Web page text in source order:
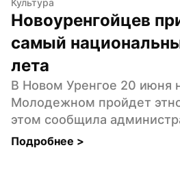
Новоуренгойцев
самый
лета
В Новом Уренгое 20 июня
Молодежном пройдет
этом сообщила
Подробнее >